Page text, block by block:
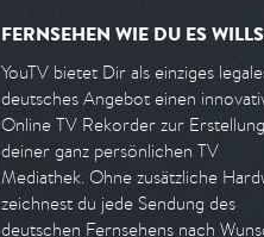
FERNSEHEN WIE DU ES
YouTV bietet Dir als einziges
deutsches Angebot einen
Online TV Rekorder zur Erstellung
deiner ganz persönlichen TV
Mediathek. Ohne zusätzliche
zeichnest du jede Sendung des
deutschen Fernsehens nach